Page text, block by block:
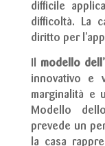
difficile
difficoltà. La
diritto per
modello dell’
innovativo e
marginalità e
Modello dello
prevede un
la casa